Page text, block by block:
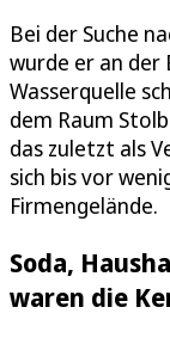
Bei der Suche
wurde er an der
Wasserquelle
dem Raum
das zuletzt als
sich bis vor
Firmengelände.
Soda,
waren die